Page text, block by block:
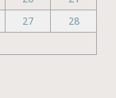
27
28